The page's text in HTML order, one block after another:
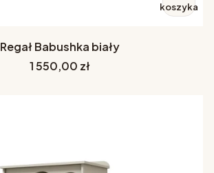
koszyka
Regał Babushka biały
Cena
1 550,00 zł